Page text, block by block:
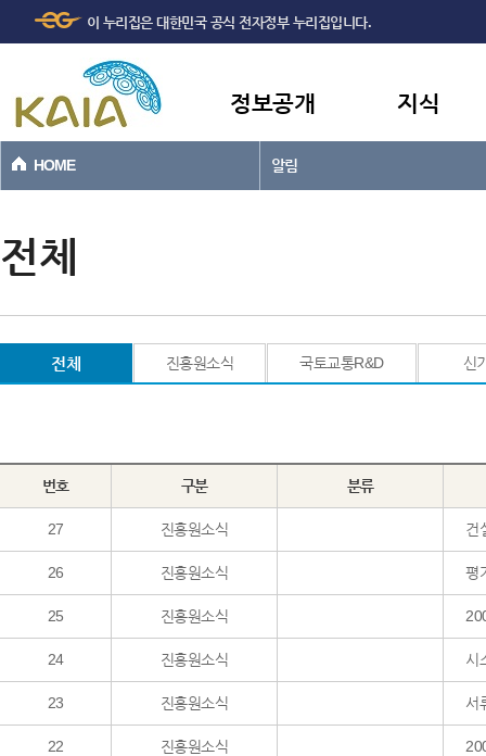
본문바로가기
이 누리집은 대한민국 공식 전자정부 누리집입니다.
정보공개 지식
HOME 알림
전체
전체 진흥원소식 국토교통R&D 신
번호 구분 분류
27 진흥원소식 건
26 진흥원소식
25 진흥원소식
24 진흥원소식 시
23 진흥원소식 서
22 진흥원소식